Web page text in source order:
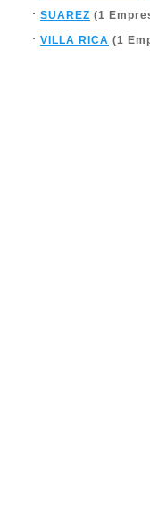
SUAREZ (1
VILLA RICA (1